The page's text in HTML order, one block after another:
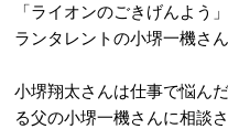
「ライオンのごきげんよう
ランタレントの小堺一機さん
小堺翔太さんは仕事で悩ん
る父の小堺一機さんに相談